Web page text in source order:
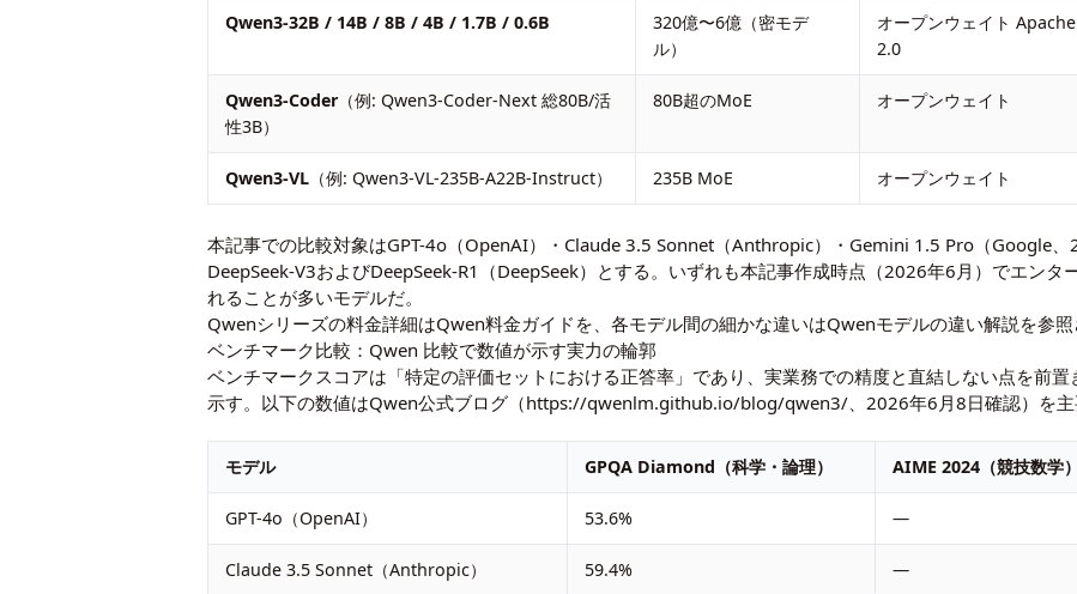
Qwen3-32B / 14B / 8B / 4B / 1.7B / 0.6B
320億〜6億（密モデ
ル）
オープンウェイト Apache
2.0
Qwen3-Coder（例: Qwen3-Coder-Next 総80B/活
性3B）
80B超のMoE オープンウェイト
Qwen3-VL （例: Qwen3-VL-235B-A22B-Instruct） 235B MoE オープンウェイト
本記事での比較対象はGPT-4o（OpenAI）・Claude 3.5 Sonnet（Anthropic）・Gemini 1.5 Pro（Google、
DeepSeek-V3およびDeepSeek-R1（DeepSeek）とする。いずれも本記事作成時点（2026年6月）でエンタ
れることが多いモデルだ。
Qwenシリーズの料金詳細はQwen料金ガイド を、各モデル間の細かな違いはQwenモデルの違い解説 を参照
ベンチマーク比較：Qwen 比較で数値が示す実力の輪郭
ベンチマークスコアは「特定の評価セットにおける正答率」であり、実業務での精度と直結しない点を前
示す。以下の数値はQwen公式ブログ（https://qwenlm.github.io/blog/qwen3/、2026年6月8日確認）を主
モデル GPQA Diamond（科学・論理） AIME 2024（競技数学）
GPT-4o（OpenAI） 53.6% —
Claude 3.5 Sonnet（Anthropic） 59.4% —